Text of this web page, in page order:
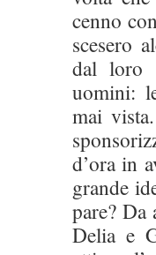
cenno
scesero
dal loro
uomini:
mai
d’ora in
grande
pare? Da
Delia e